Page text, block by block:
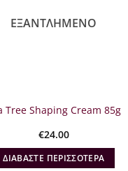
ΕΞΑΝΤΛΗΜΈΝΟ
Tree Shaping Cream 85g
€24.00
ΔΙΑΒΆΣΤΕ ΠΕΡΙΣΣΌΤΕΡΑ